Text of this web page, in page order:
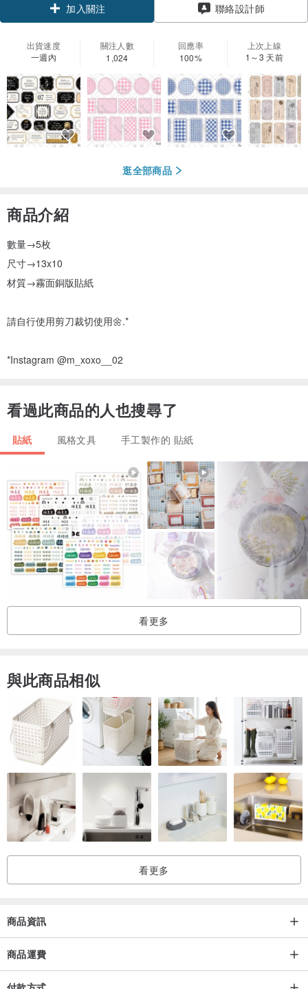
加入關注 聯絡設計師
出貨速度
一週內
關注人數
1,024
回應率
100%
上次上線
1～3 天前
逛全部商品
商品介紹
數量→5枚
尺寸→13x10
材質→霧面銅版貼紙
請自行使用剪刀裁切使用🌼.*
*Instagram @m_xoxo__02
看過此商品的人也搜尋了
貼紙 風格文具 手工製作的 貼紙
看更多
與此商品相似
看更多
商品資訊
商品運費